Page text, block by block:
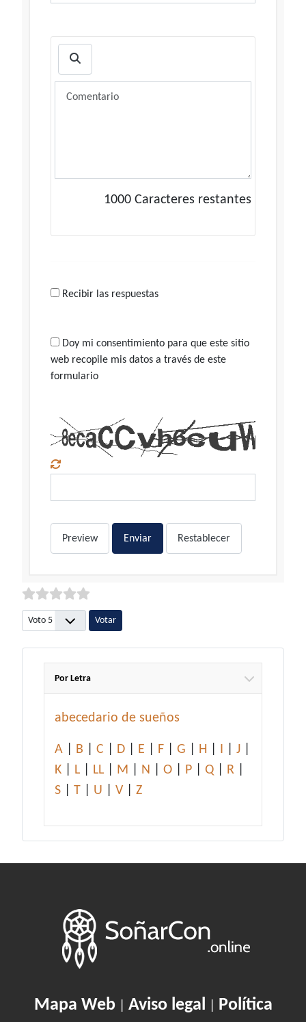
1000 Caracteres restantes
Recibir las respuestas
Doy mi consentimiento para que este sitio
web recopile mis datos a través de este
formulario
Preview Enviar Restablecer
Por favor, vote
Por Letra
abecedario de sueños
A B C D E F G H I J
K
L LL M N O P Q R
S
T U V Z
Mapa Web| Aviso legal
Política